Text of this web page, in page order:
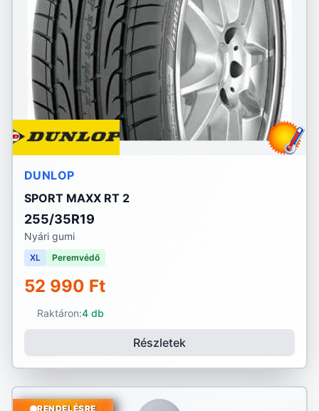
DUNLOP
SPORT MAXX RT 2
255/35R19
Nyári gumi
XL Peremvédő
52 990 Ft
Raktáron:4 db
Részletek
RENDELÉSRE